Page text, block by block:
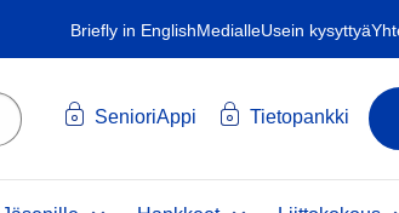
Briefly in EnglishMedialleUsein kysyttyä
SenioriAppi Tietopankki